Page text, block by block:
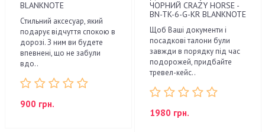
BLANKNOTE
Стильний аксесуар, який
подарує відчуття спокою в
дорозі. З ним ви будете
впевнені, що не забули
вдо..
900 грн.
ЧОРНИЙ CRAZY HORSE -
BN-TK-6-G-KR BLANKNOTE
Щоб Ваші документи і
посадкові талони були
завжди в порядку під час
подорожей, придбайте
тревел-кейс..
1980 грн.